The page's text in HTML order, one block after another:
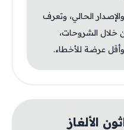
الحالي، وتعرف
خلال الشروحات،
عرضة للأخطاء.
الألغاز